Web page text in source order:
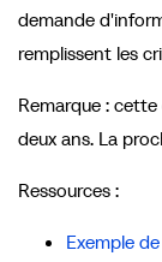
demande
remplissent les
Remarque :
deux ans. La
Ressources :
Exemple